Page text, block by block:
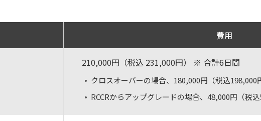
費用
210,000円（税込 231,000円） ※ 合計6日間
クロスオーバーの場合、180,000円（税込198,000
RCCRからアップグレードの場合、48,000円（税込